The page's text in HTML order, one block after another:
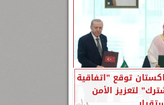
توقع ”اتفاقية
لتعزيز الأمن